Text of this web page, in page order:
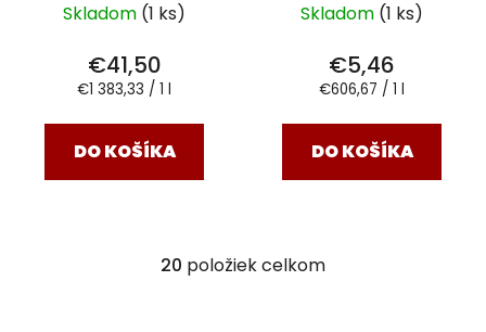
Skladom (1 ks)
€41,50
Jednotková
€1 383,33 / 1 l
DO KOŠÍKA
Skladom (1 ks)
€5,46
Jednotková
€606,67 / 1 l
DO KOŠÍKA
O
20 položiek celkom